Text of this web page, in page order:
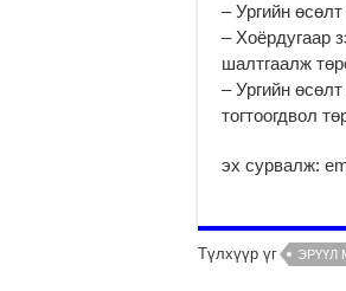
– Ургийн
– Хоёрдугаар
шалтгаалж
– Ургийн
тогтоогдвол
эх сурвалж:
Түлхүүр үг ЭРҮҮЛ